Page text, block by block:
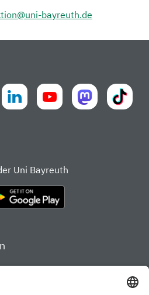
bayreuth.de
Uni Bayreuth
Studiengangsfinder
Services & Beratung für